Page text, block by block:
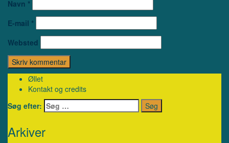
Navn *
E-mail *
Websted
Øllet
Kontakt og credits
Søg efter:
Arkiver